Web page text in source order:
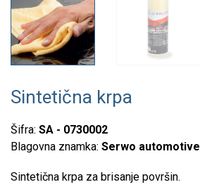
Sintetična krpa
Šifra: SA - 0730002
Blagovna znamka: Serwo automotive
Sintetična krpa za brisanje površin.